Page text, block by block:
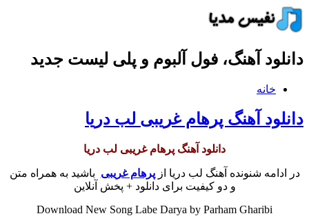
دانلود آهنگ، فول آلبوم و پلی لیست جدید
خانه
دانلود آهنگ پرهام غریبی لب دریا
دانلود آهنگ پرهام غریبی لب دریا
در ادامه شنونده آهنگ لب دریا ازپرهام غریبی باشید به همراه متن
و دو کیفیت برای دانلود + پخش آنلاین
Download New Song Labe Darya by Parham Gharibi